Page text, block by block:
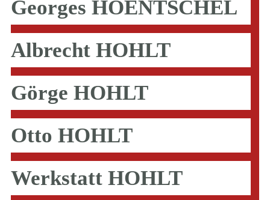
Georges HOENTSCHEL
Albrecht HOHLT
Görge HOHLT
Otto HOHLT
Werkstatt HOHLT